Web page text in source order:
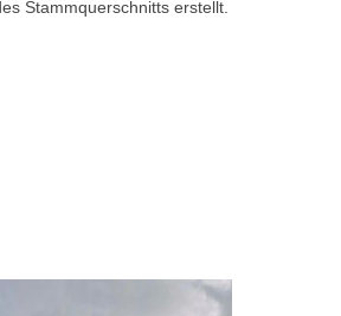
Stammquerschnitts erstellt.